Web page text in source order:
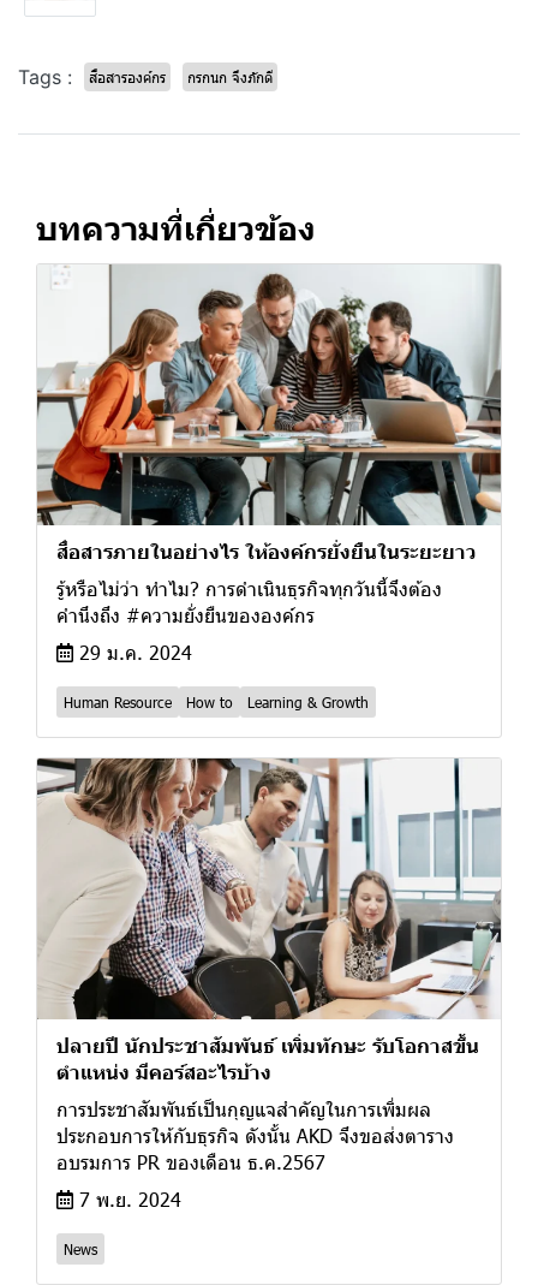
Tags : สื่อสารองค์กร กรกนก จึงภักดี
บทความที่เกี่ยวข้อง
สื่อสารภายในอย่างไร ให้องค์กรยั่งยืนในระยะยาว
รู้หรือไม่ว่า ทำไม? การดำเนินธุรกิจทุกวันนี้จึงต้อง
คำนึงถึง #ความยั่งยืนขององค์กร
29 ม.ค. 2024
Human Resource How to Learning & Growth
ปลายปี นักประชาสัมพันธ์ เพิ่มทักษะ รับโอกาสขึ้น
ตำแหน่ง มีคอร์สอะไรบ้าง
การประชาสัมพันธ์เป็นกุญแจสำคัญในการเพิ่มผล
ประกอบการให้กับธุรกิจ ดังนั้น AKD จึงขอส่งตาราง
อบรมการ PR ของเดือน ธ.ค.2567
7 พ.ย. 2024
News